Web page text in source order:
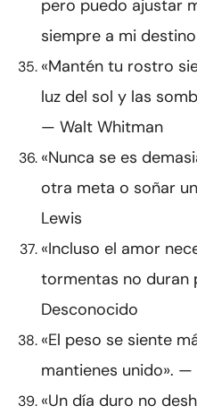
pero puedo ajustar
siempre a mi
«Mantén tu rostro
luz del sol y las
— Walt Whitman
«Nunca se es
otra meta o soñar
Lewis
«Incluso el amor
tormentas no duran
Desconocido
«El peso se siente
mantienes unido».
«Un día duro no